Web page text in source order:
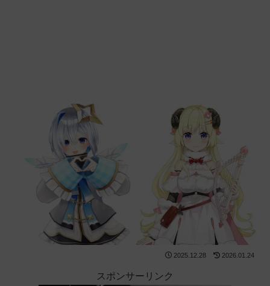
2025.12.28 2026.01.24
スポンサーリンク